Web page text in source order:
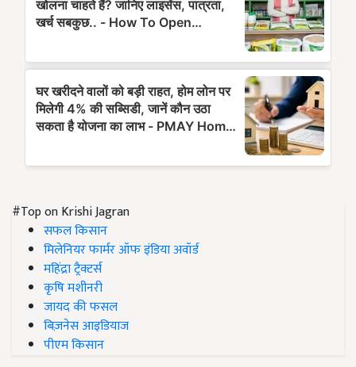
#Top on Krishi Jagran
सफल किसान
मिलेनियर फार्मर ऑफ इंडिया अवॉर्ड
महिंद्रा ट्रैक्टर्स
कृषि मशीनरी
जायद की फसल
बिज़नेस आइडियाज
पीएम किसान